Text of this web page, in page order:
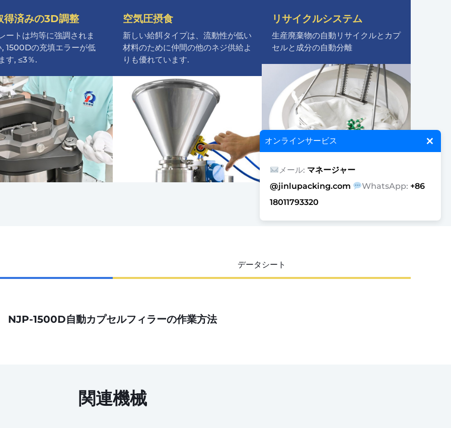
×
オンラインサービス
メール: マネージャー
@jinlupacking.com
WhatsApp: +86
18011793320
得済みの3D調整
ートは均等に強調されま
, 1500Dの充填エラーが低
す, ≤3％.
空気圧摂食
新しい給餌タイプは、流動性が低い
材料のために仲間の他のネジ供給よ
りも優れています.
リサイクルシステム
生産廃棄物の自動リサイクルとカプ
セルと成分の自動分離
データシート
NJP-1500D自動カプセルフィラーの作業方法
関連機械